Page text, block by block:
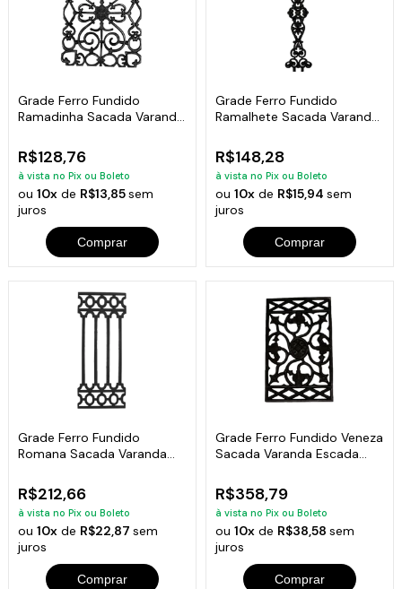
Grade Ferro Fundido
Ramadinha Sacada Varanda
R$128,76
à vista no Pix ou Boleto
ou10x de R$13,85sem
juros
Comprar
Grade Ferro Fundido
Ramalhete Sacada Varanda
R$148,28
à vista no Pix ou Boleto
ou 10xde R$15,94 sem
juros
Comprar
Grade Ferro Fundido
Romana Sacada Varanda
R$212,66
à vista no Pix ou Boleto
ou10x de R$22,87sem
juros
Comprar
Grade Ferro Fundido Veneza
Sacada Varanda Escada
R$358,79
à vista no Pix ou Boleto
ou 10xde R$38,58 sem
juros
Comprar